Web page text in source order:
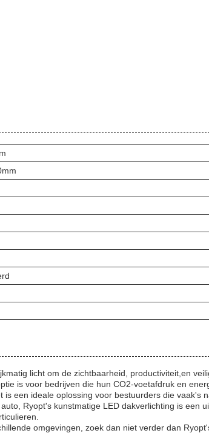
licht om de zichtbaarheid, productiviteit,en
is voor bedrijven die hun CO2-voetafdruk en
een ideale oplossing voor bestuurders die vaak's
Ryopt's kunstmatige LED dakverlichting is een
omgevingen, zoek dan niet verder dan